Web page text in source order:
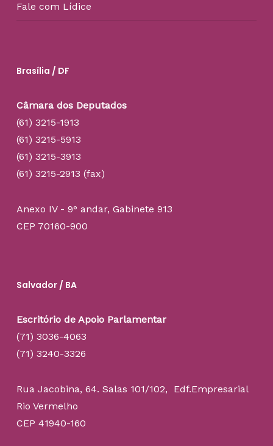
Fale com Lídice
Brasília / DF
Câmara dos Deputados
(61) 3215-1913
(61) 3215-5913
(61) 3215-3913
(61) 3215-2913 (fax)
Anexo IV - 9° andar, Gabinete 913
CEP 70160-900
Salvador / BA
Escritório de Apoio Parlamentar
(71) 3036-4063
(71) 3240-3326
Rua Jacobina, 64. Salas 101/102, Edf.Empresarial
Rio Vermelho
CEP 41940-160